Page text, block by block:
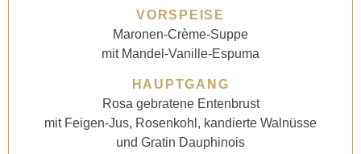
VORSPEISE
Maronen-Crème-Suppe
mit Mandel-Vanille-Espuma
HAUPTGANG
Rosa gebratene Entenbrust
mit Feigen-Jus, Rosenkohl, kandierte Walnüsse
und Gratin Dauphinois